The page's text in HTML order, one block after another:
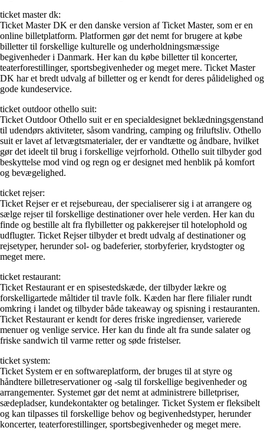
ticket master dk:
Ticket Master DK er den danske version af Ticket Master, som er en
online billetplatform. Platformen gør det nemt for brugere at købe
billetter til forskellige kulturelle og underholdningsmæssige
begivenheder i Danmark. Her kan du købe billetter til koncerter,
teaterforestillinger, sportsbegivenheder og meget mere. Ticket Master
DK har et bredt udvalg af billetter og er kendt for deres pålidelighed og
gode kundeservice.
ticket outdoor othello suit:
Ticket Outdoor Othello suit er en specialdesignet beklædningsgenstand
til udendørs aktiviteter, såsom vandring, camping og friluftsliv. Othello
suit er lavet af letvægtsmaterialer, der er vandtætte og åndbare, hvilket
gør det ideelt til brug i forskellige vejrforhold. Othello suit tilbyder god
beskyttelse mod vind og regn og er designet med henblik på komfort
og bevægelighed.
ticket rejser:
Ticket Rejser er et rejsebureau, der specialiserer sig i at arrangere og
sælge rejser til forskellige destinationer over hele verden. Her kan du
finde og bestille alt fra flybilletter og pakkerejser til hotelophold og
udflugter. Ticket Rejser tilbyder et bredt udvalg af destinationer og
rejsetyper, herunder sol- og badeferier, storbyferier, krydstogter og
meget mere.
ticket restaurant:
Ticket Restaurant er en spisestedskæde, der tilbyder lækre og
forskelligartede måltider til travle folk. Kæden har flere filialer rundt
omkring i landet og tilbyder både takeaway og spisning i restauranten.
Ticket Restaurant er kendt for deres friske ingredienser, varierede
menuer og venlige service. Her kan du finde alt fra sunde salater og
friske sandwich til varme retter og søde fristelser.
ticket system:
Ticket System er en softwareplatform, der bruges til at styre og
håndtere billetreservationer og -salg til forskellige begivenheder og
arrangementer. Systemet gør det nemt at administrere billetpriser,
sædepladser, kundekontakter og betalinger. Ticket System er fleksibelt
og kan tilpasses til forskellige behov og begivenhedstyper, herunder
koncerter, teaterforestillinger, sportsbegivenheder og meget mere.